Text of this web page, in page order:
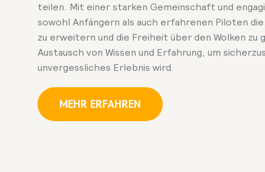
teilen. Mit einer starken Gemeinschaft und
sowohl Anfängern als auch erfahrenen Piloten
zu erweitern und die Freiheit über den Wolken zu
Austausch von Wissen und Erfahrung, um
unvergessliches Erlebnis wird.
MEHR ERFAHREN